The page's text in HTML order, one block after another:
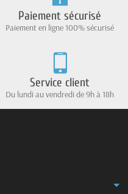
Paiement sécurisé
Paiement en ligne 100% sécurisé
Service client
Du lundi au vendredi de 9h à 18h